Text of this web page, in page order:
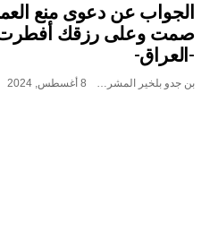
الجواب عن دعوى منع
صمت وعلى رزقك أفطرت)
-العراق-
بن جدو بلخير المشرف العام 8 أغسطس, 2024